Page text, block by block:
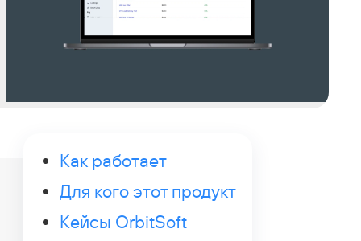
Как работает
Для кого этот продукт
Кейсы OrbitSoft